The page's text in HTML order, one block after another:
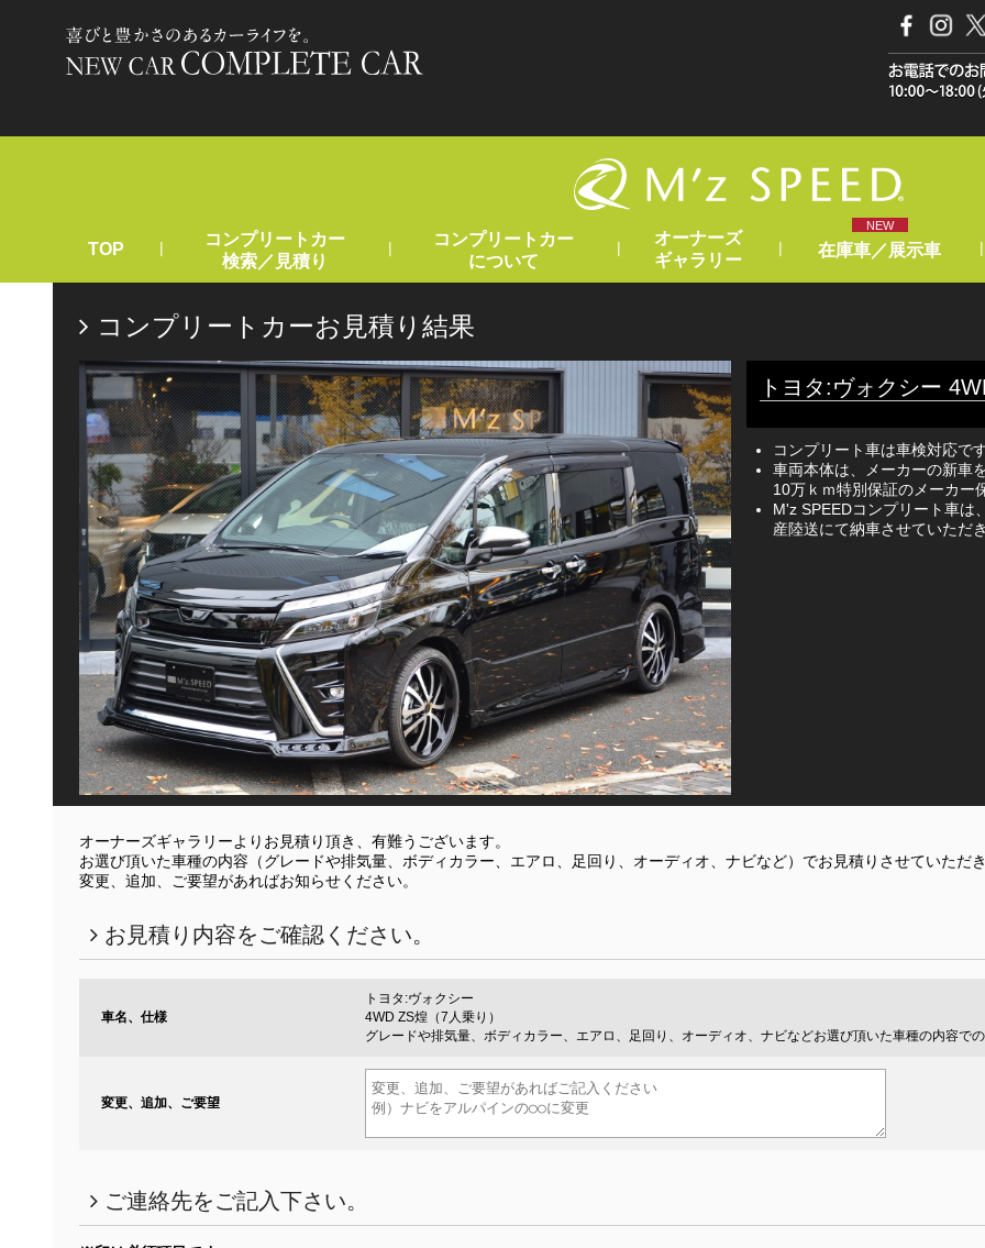
TOP |
コンプリートカー
検索／見積り
|
コンプリートカー
について
|
オーナーズ
ギャラリー
|
NEW
在庫車／展示車 |
コンプリートカーお見積り結果
トヨタ:ヴォクシー
コンプリート車は車検対応で
車両本体は、メーカーの新車
10万ｋｍ特別保証のメーカー
M'z SPEEDコンプリート車は
産陸送にて納車させていただ
オーナーズギャラリーよりお見積り頂き、有難うございます。
お選び頂いた車種の内容（グレードや排気量、ボディカラー、エアロ、足回り、オーディオ、ナビなど）でお見積りさせていただ
変更、追加、ご要望があればお知らせください。
お見積り内容をご確認ください。
車名、仕様
トヨタ:ヴォクシー
4WD ZS煌（7人乗り）
グレードや排気量、ボディカラー、エアロ、足回り、オーディオ、ナビなどお選び頂いた車種の内容で
変更、追加、ご要望
ご連絡先をご記入下さい。